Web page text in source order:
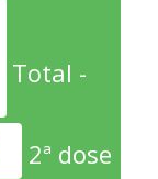
Total -
2ª dose